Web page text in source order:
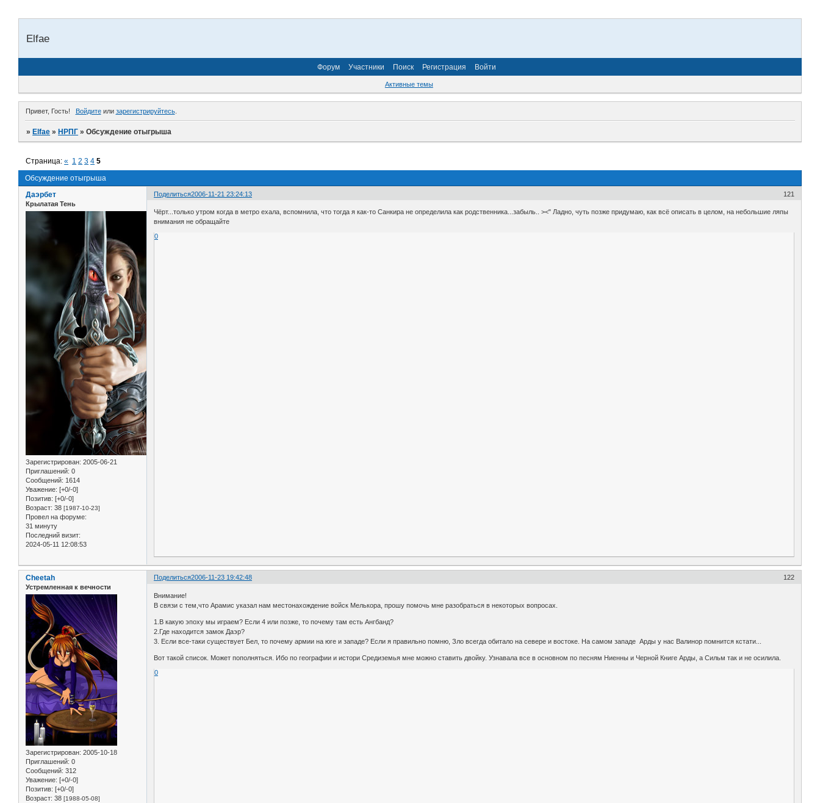
Elfae
Форум Участники Поиск Регистрация Войти
Активные темы
Привет, Гость! Войдитеили зарегистрируйтесь.
»Elfae »НРПГ »Обсуждение отыгрыша
Обсуждение отыгрыша
Страница:« 1 2 3 4 5
Поделиться 121
2006-11-21 23:24:13
Даэрбет
Крылатая Тень
Зарегистрирован: 2005-06-21
Приглашений: 0
Сообщений: 1614
Уважение: [+0/-0]
Позитив: [+0/-0]
Возраст: 38 [1987-10-23]
Провел на форуме:
31 минуту
Последний визит:
2024-05-11 12:08:53
Чёрт...только утром когда в метро ехала, вспомнила, что тогда я как-то Санкира не определила как родственника...забыль.. ><" Ладно, чуть позже придумаю, как всё описать в целом, на небольшие ляпы
внимания не обращайте
0
Поделиться 122
2006-11-23 19:42:48
Cheetah
Устремленная к вечности
Зарегистрирован: 2005-10-18
Приглашений: 0
Сообщений: 312
Уважение: [+0/-0]
Позитив: [+0/-0]
Возраст: 38 [1988-05-08]
Внимание!
В связи с тем,что Арамис указал нам местонахождение войск Мелькора, прошу помочь мне разобраться в некоторых вопросах.
1.В какую эпоху мы играем? Если 4 или позже, то почему там есть Ангбанд?
2.Где находится замок Даэр?
3. Если все-таки существует Бел, то почему армии на юге и западе? Если я правильно помню, Зло всегда обитало на севере и востоке. На самом западе Арды у нас Валинор помнится кстати...
Вот такой список. Может пополняться. Ибо по географии и истори Средиземья мне можно ставить двойку. Узнавала все в основном по песням Ниенны и Черной Книге Арды, а Сильм так и не осилила.
0